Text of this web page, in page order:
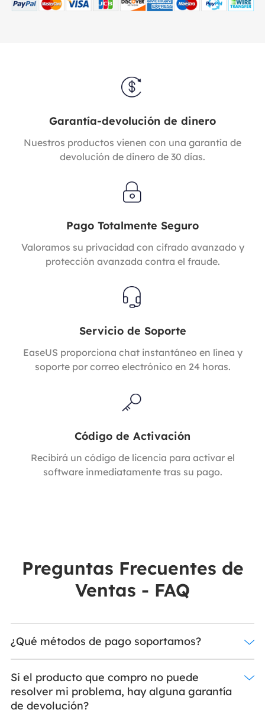
Garantía-devolución de dinero
Nuestros productos vienen con una garantía de
devolución de dinero de 30 días.
Pago Totalmente Seguro
Valoramos su privacidad con cifrado avanzado y
protección avanzada contra el fraude.
Servicio de Soporte
EaseUS proporciona chat instantáneo en línea y
soporte por correo electrónico en 24 horas.
Código de Activación
Recibirá un código de licencia para activar el
software inmediatamente tras su pago.
Preguntas Frecuentes de
Ventas - FAQ
¿Qué métodos de pago soportamos?
Si el producto que compro no puede
resolver mi problema, hay alguna garantía
de devolución?